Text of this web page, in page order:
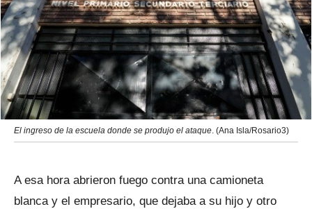
El ingreso de la escuela donde se produjo el ataque. (Ana Isla/Rosario3)
A esa hora abrieron fuego contra una camioneta
blanca y el empresario, que dejaba a su hijo y otro